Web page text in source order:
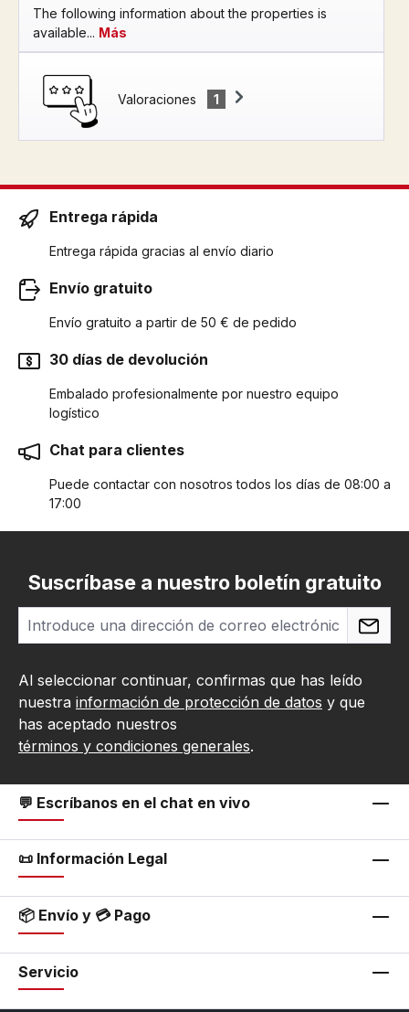
The following information about the properties is
available... Más
Valoraciones 1
Entrega rápida
Entrega rápida gracias al envío diario
Envío gratuito
Envío gratuito a partir de 50 € de pedido
30 días de devolución
Embalado profesionalmente por nuestro equipo
logístico
Chat para clientes
Puede contactar con nosotros todos los días de 08:00 a
17:00
Suscríbase a nuestro boletín gratuito
Al seleccionar continuar, confirmas que has leído
nuestra información de protección de datos y que
has aceptado nuestros
términos y condiciones generales.
💬 Escríbanos en el chat en vivo
📜 Información Legal
📦 Envío y 💳 Pago
Servicio